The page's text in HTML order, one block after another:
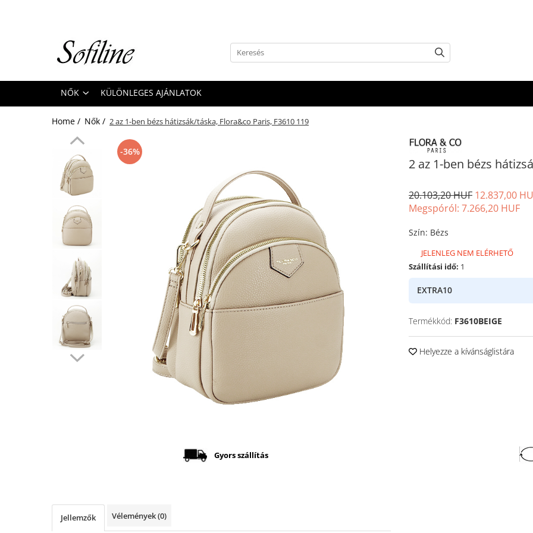
Táskák és retikülök
NŐK KÜLÖNLEGES AJÁNLATOK
Home / Nők / 2 az 1-ben bézs hátizsák/táska, Flora&co Paris, F3610 119
2 az 1-ben bézs
-36%
Facebook
20.103,20 HUF 12.837,00
Megspóról: 7.266,20 HUF
Szín: Bézs
JELENLEG NEM ELÉRHETŐ
Szállítási idő: 1
EXTRA10
Termékkód: F3610BEIGE
Helyezze a kívánságlistára
Gyors szállítás
Jellemzők Vélemények(0)